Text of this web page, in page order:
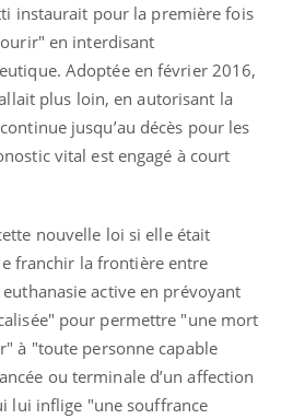
instaurait pour la première fois
en interdisant
Adoptée en février 2016,
plus loin, en autorisant la
jusqu’au décès pour les
vital est engagé à court
nouvelle loi si elle était
franchir la frontière entre
active en prévoyant
pour permettre "une mort
à "toute personne capable
ou terminale d’un affection
lui inflige "une souffrance